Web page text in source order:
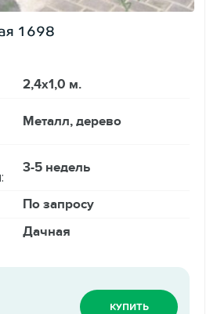
1698
2,4х1,0 м.
Металл, дерево
3-5 недель
По запросу
Дачная
КУПИТЬ